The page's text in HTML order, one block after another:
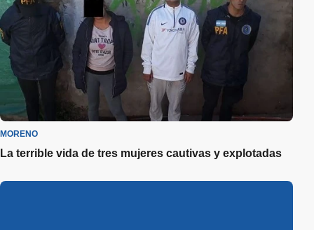
MORENO
La terrible vida de tres mujeres cautivas y explotadas